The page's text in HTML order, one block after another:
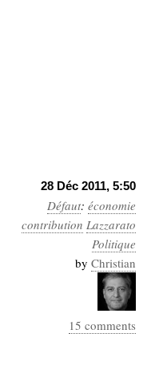
28 Déc 2011, 5:50
Défaut: économie
contribution Lazzarato
Politique
by Christian
15 comments